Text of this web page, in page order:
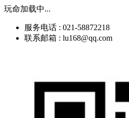
玩命加载中...
服务电话 : 021-58872218
联系邮箱 : lu168@qq.com